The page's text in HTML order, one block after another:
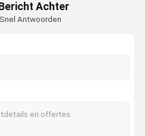
van kassapapier
Achter
Antwoorden